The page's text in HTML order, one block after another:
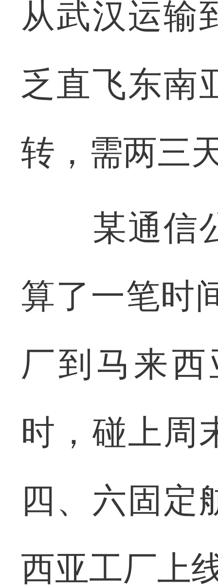
从武汉运输
乏直飞东南
转，需两三
某通信公
算了一笔时
厂到马来
时，碰上周
四、六固定
西亚工厂上